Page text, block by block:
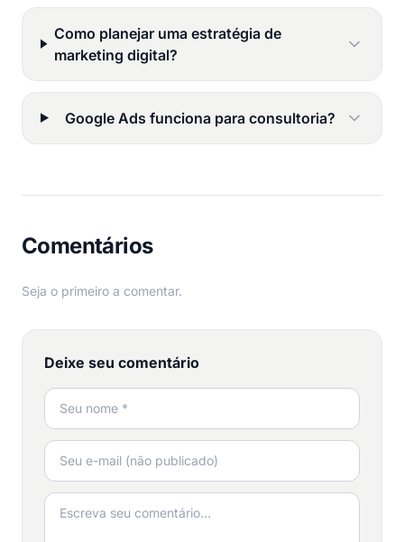
Como planejar uma estratégia de
marketing digital?
Google Ads funciona para consultoria?
Comentários
Seja o primeiro a comentar.
Deixe seu comentário